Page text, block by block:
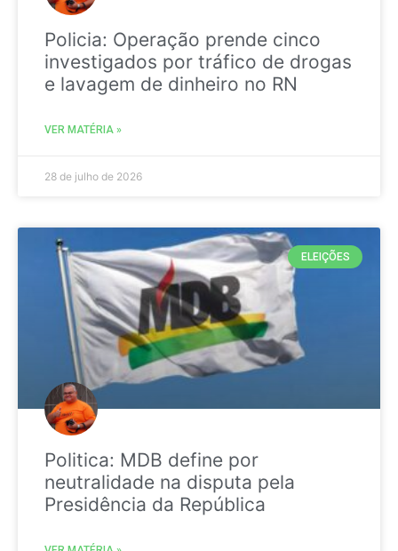
Policia: Operação prende cinco
investigados por tráfico de drogas
e lavagem de dinheiro no RN
VER MATÉRIA »
28 de julho de 2026
ELEIÇÕES
Politica: MDB define por
neutralidade na disputa pela
Presidência da República